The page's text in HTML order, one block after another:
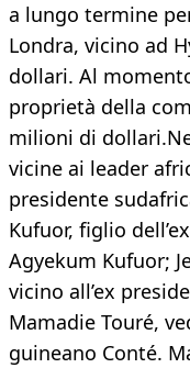
a lungo termine
Londra, vicino ad
dollari. Al
proprietà della
milioni di
vicine ai leader
presidente
Kufuor, figlio
Agyekum Kufuor;
vicino all’ex
Mamadie Touré,
guineano Conté.